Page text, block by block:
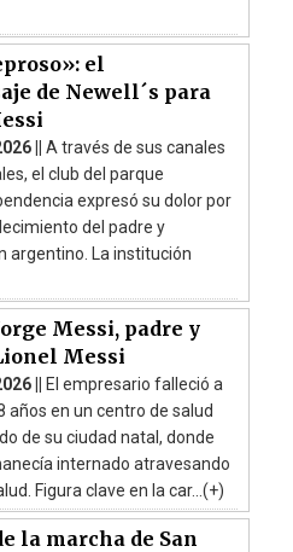
el
de Newell´s para
|| A través de sus canales
el club del parque
expresó su dolor por
del padre y
argentino. La institución
Messi, padre y
Messi
|| El empresario falleció a
años en un centro de salud
de su ciudad natal, donde
internado atravesando
Figura clave en la car...(+)
la marcha de San